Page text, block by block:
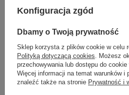
Pokaż więcej
Kupowane razem
Konfiguracja zgód
Dbamy o Twoją prywatność
Sklep korzysta z plików cookie w celu
Polityką dotyczącą cookies. Możesz
przechowywania lub dostępu do cookie
Więcej informacji na temat warunków i
znaleźć także na stronie Prywatność i